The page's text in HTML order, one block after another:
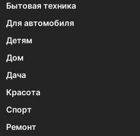
Бытовая техника
Для автомобиля
Детям
Дом
Дача
Красота
Спорт
Ремонт